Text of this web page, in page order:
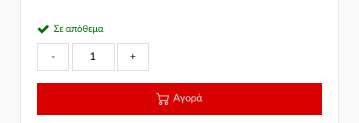
Σε απόθεμα
- +
Αγορά